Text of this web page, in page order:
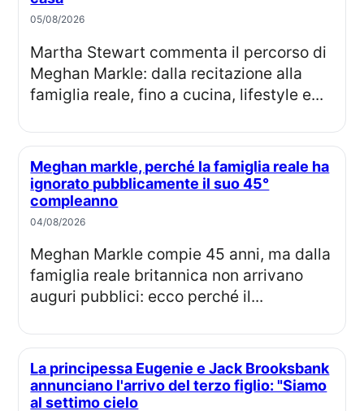
05/08/2026
Martha Stewart commenta il percorso di
Meghan Markle: dalla recitazione alla
famiglia reale, fino a cucina, lifestyle e...
Meghan markle, perché la famiglia reale ha
ignorato pubblicamente il suo 45°
compleanno
04/08/2026
Meghan Markle compie 45 anni, ma dalla
famiglia reale britannica non arrivano
auguri pubblici: ecco perché il...
La principessa Eugenie e Jack Brooksbank
annunciano l'arrivo del terzo figlio: "Siamo
al settimo cielo